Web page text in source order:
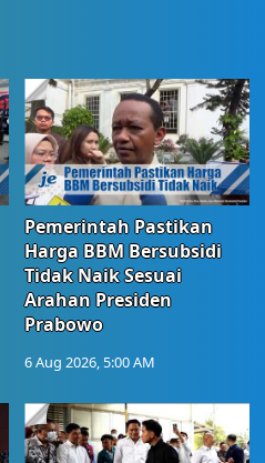
Pemerintah Pastikan
Harga BBM Bersubsidi
Tidak Naik Sesuai
Arahan Presiden
Prabowo
6 Aug 2026, 5:00 AM